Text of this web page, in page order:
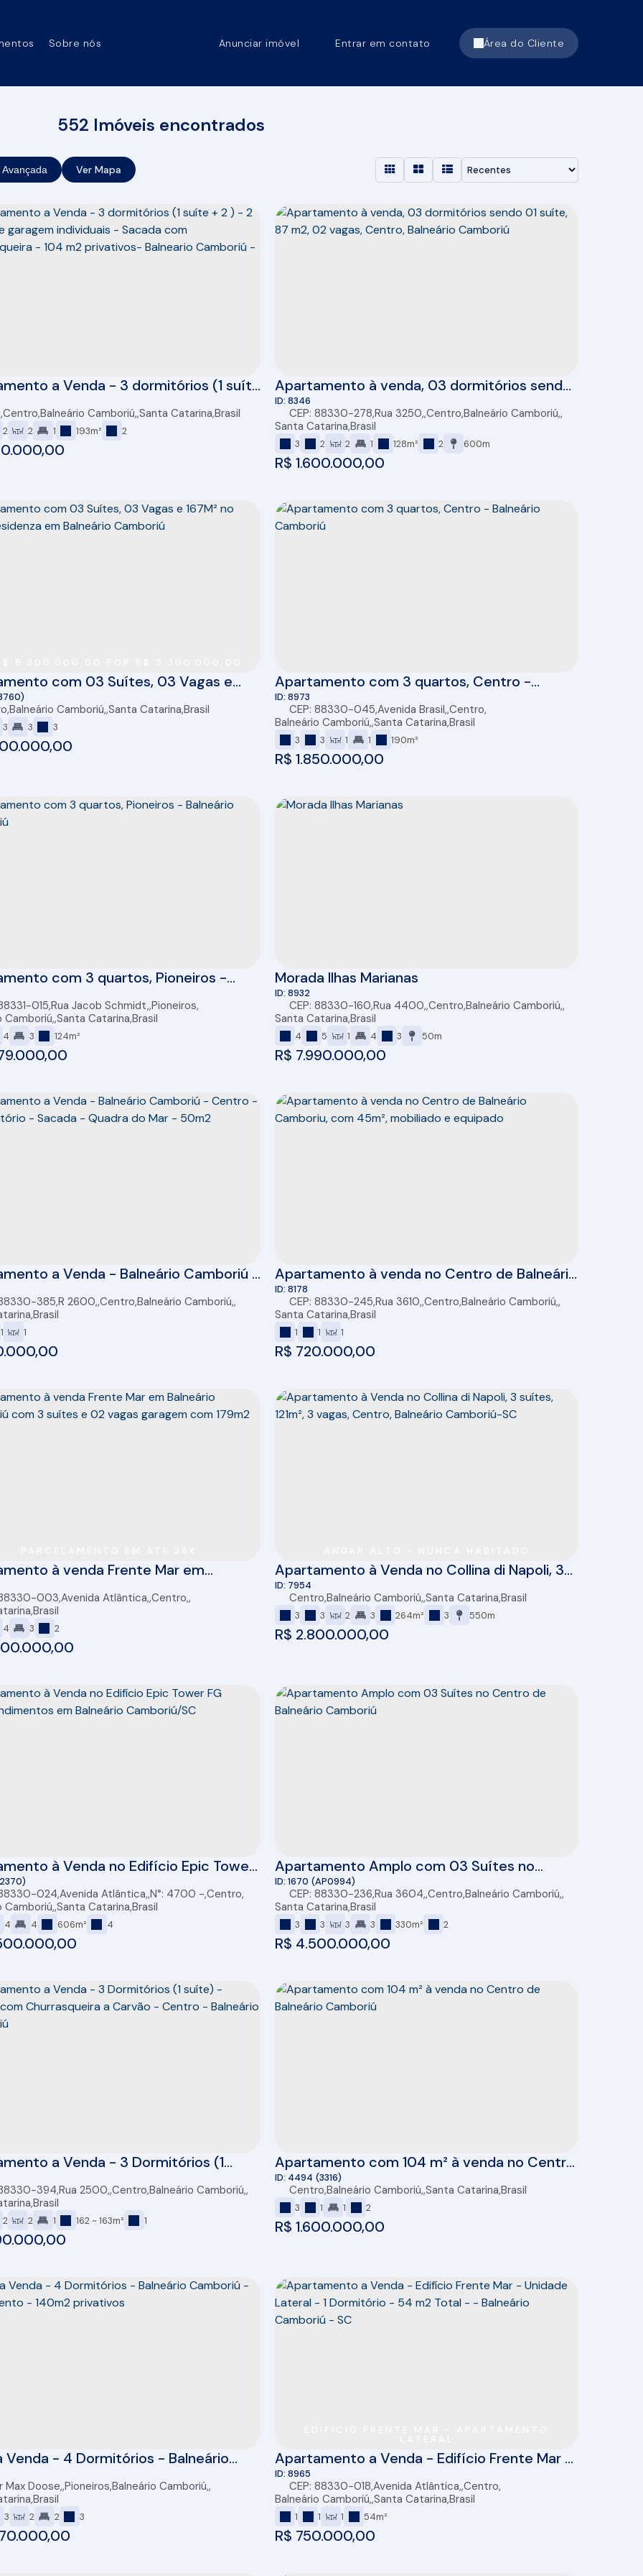
Área do Cliente
Entrar em contato
Anunciar imóvel
Sobre nós
552 Imóveis encontrados
Avançada Ver Mapa
a Venda - 3 dormitórios (1 suíte
vagas de garagem individuais -
com Churrasqueira - 104 m2
Balneario Camboriú - Centro
,Centro,Balneário Camboriú ,Santa Catarina,Brasil
2 2 1 193m² 2
Apartamento à venda, 03 dormitórios sendo
01 suíte, 87 m2, 02 vagas, Centro, Balneário
Camboriú
R$ 1.600.000,00
8346
CEP: 88330-278,Rua 3250,Centro,Balneário Camboriú,
Santa Catarina,Brasil
3 2 2 1 128m² 2 600m
com 03 Suítes, 03 Vagas e
Parigi Residenza em Balneário
,Balneário Camboriú ,Santa Catarina,Brasil
3 3 3
Apartamento com 3 quartos, Centro -
Balneário Camboriú
R$ 1.850.000,00
8973
CEP: 88330-045,Avenida Brasil,Centro,
Balneário Camboriú,Santa Catarina,Brasil
3 3 1 1 190m²
com 3 quartos, Pioneiros -
Camboriú
015,Rua Jacob Schmidt ,Pioneiros,
Camboriú,Santa Catarina,Brasil
4 3 124m²
Morada Ilhas Marianas
R$ 7.990.000,00
8932
CEP: 88330-160,Rua 4400,Centro,Balneário Camboriú,
Santa Catarina,Brasil
4 5 1 4 3 50m
a Venda - Balneário Camboriú -
- 1 Dortmitório - Sacada - Quadra do
385,R 2600 ,Centro,Balneário Camboriú ,
,Brasil
1 1
Apartamento à venda no Centro de Balneário
Camboriu, com 45m², mobiliado e equipado
R$ 720.000,00
8178
CEP: 88330-245,Rua 3610,Centro,Balneário Camboriú,
Santa Catarina,Brasil
1 1 1
à venda Frente Mar em
Camboriú com 3 suítes e 02 vagas
com 179m2
003,Avenida Atlântica ,Centro,,
,Brasil
4 3 2
Apartamento à Venda no Collina di Napoli, 3
suítes, 121m², 3 vagas, Centro, Balneário
Camboriú-SC
R$ 2.800.000,00
7954
Centro,Balneário Camboriú,Santa Catarina,Brasil
3 3 2 3 264m² 3 550m
à Venda no Edifício Epic Tower
em Balneário
SC024,Avenida Atlântica ,N°: 4700 ,Centro,
Camboriú,Santa Catarina,Brasil
4 4 606m² 4
Apartamento Amplo com 03 Suítes no
Centro de Balneário Camboriú
R$ 4.500.000,00
1670 (AP0994)
CEP: 88330-236,Rua 3604,Centro,Balneário Camboriú,
Santa Catarina,Brasil
3 3 3 3 330m² 2
a Venda - 3 Dormitórios (1
Sacada com Churrasqueira a Carvão
- Balneário Camboriú
394,Rua 2500 ,Centro,Balneário Camboriú ,
,Brasil
2 2 1 162 ~ 163m² 1
Apartamento com 104 m² à venda no Centro
de Balneário Camboriú
R$ 1.600.000,00
4494 (3316)
Centro,Balneário Camboriú,Santa Catarina,Brasil
3 1 1 2
Venda - 4 Dormitórios - Balneário
- Lançamento - 140m2 privativos
Max Doose ,Pioneiros,Balneário Camboriú ,
,Brasil
3 2 2 3
Apartamento a Venda - Edifício Frente Mar -
Unidade Lateral - 1 Dormitório - 54 m2 Total -
- Balneário Camboriú - SC
R$ 750.000,00
8965
CEP: 88330-018,Avenida Atlântica,Centro,
Balneário Camboriú,Santa Catarina,Brasil
1 1 1 54m²